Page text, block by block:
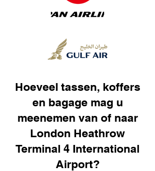
Hoeveel tassen, koffers
en bagage mag u
meenemen van of naar
London Heathrow
Terminal 4 International
Airport?